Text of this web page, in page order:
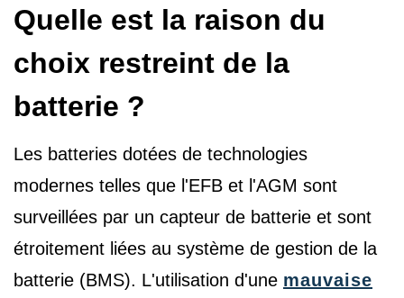
Quelle est la raison du
choix restreint de la
batterie ?
Les batteries dotées de technologies
modernes telles que l'EFB et l'AGM sont
surveillées par un capteur de batterie et sont
étroitement liées au système de gestion de la
batterie (BMS). L'utilisation d'une mauvaise